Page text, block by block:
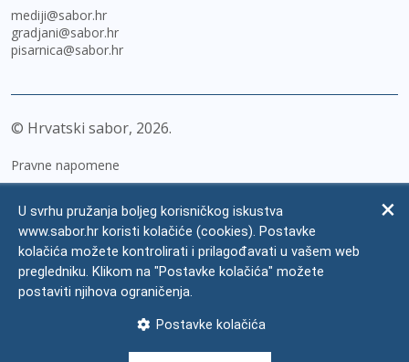
mediji@sabor.hr
gradjani@sabor.hr
pisarnica@sabor.hr
© Hrvatski sabor, 2026
Pravne napomene
Zaštita osobnih podataka
Impressum
Česta pitanja
U svrhu pružanja boljeg korisničkog iskustva
www.sabor.hr koristi kolačiće (cookies). Postavke
kolačića možete kontrolirati i prilagođavati u vašem web
pregledniku. Klikom na "Postavke kolačića" možete
postaviti njihova ograničenja.
Postavke kolačića